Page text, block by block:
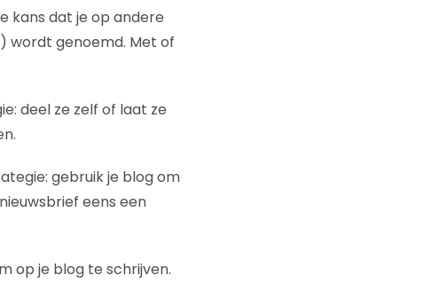
kans dat je op andere
wordt genoemd. Met of
deel ze zelf of laat ze
gebruik je blog om
eens een
op je blog te schrijven.